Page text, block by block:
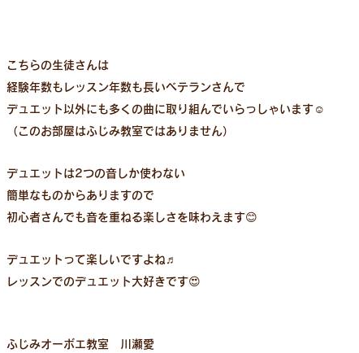
こちらの生徒さんは
経験年数もレッスン年数も長いベテランさんで
デュエット以外にも多くの曲に取り組んでいらっしゃいます☺️
（このお部屋はふじみ教室ではありません）
デュエットは2つの音しか使わない
簡単なものからありますので
初心者さんでも音を重ねる楽しさを味わえます😊
デュエットって楽しいですよね♬
レッスンでのデュエット大好きです😍
ふじみオーボエ教室　川瀬愛